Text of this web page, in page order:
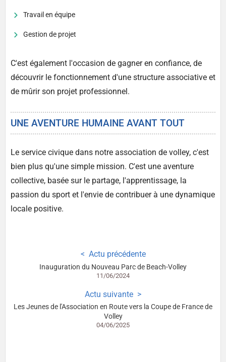
Travail en équipe
Gestion de projet
C'est également l'occasion de gagner en confiance, de
découvrir le fonctionnement d'une structure associative et
de mûrir son projet professionnel.
UNE AVENTURE HUMAINE AVANT TOUT
Le service civique dans notre association de volley, c'est
bien plus qu'une simple mission. C'est une aventure
collective, basée sur le partage, l'apprentissage, la
passion du sport et l'envie de contribuer à une dynamique
locale positive.
Actu précédente
Inauguration du Nouveau Parc de Beach-Volley
11/06/2024
Actu suivante
Les Jeunes de l'Association en Route vers la Coupe de France de
Volley
04/06/2025